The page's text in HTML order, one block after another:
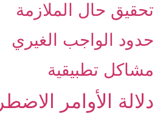
تحقيق حال الملازمة
حدود الواجب الغيري
مشاكل تطبيقية
دلالة الأوامر